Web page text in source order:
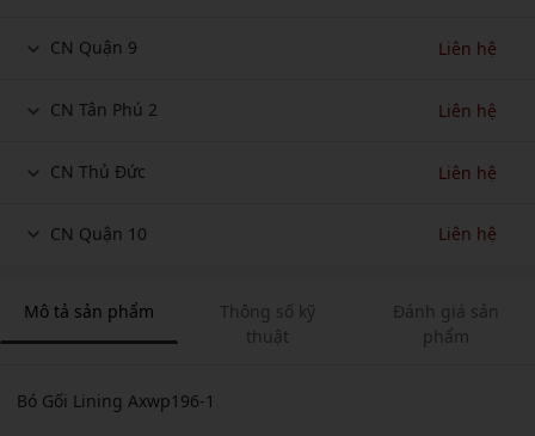
CN Quận 9 Liên hệ
CN Tân Phú 2 Liên hệ
CN Thủ Đức Liên hệ
CN Quận 10 Liên hệ
Mô tả sản phẩm
Thông số kỹ
thuật
Đánh giá sản
phẩm
Bó Gối Lining Axwp196-1